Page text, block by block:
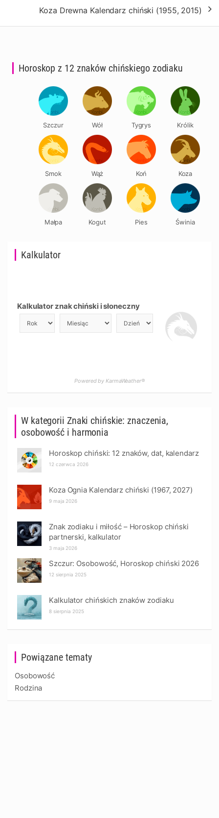
Koza Drewna Kalendarz chiński (1955, 2015)
Powiązane tematy
Osobowość
Rodzina
W kategorii Znaki chińskie: znaczenia,
osobowość i harmonia
Horoskop chiński: 12 znaków, dat, kalendarz
12 czerwca 2026
Koza Ognia Kalendarz chiński (1967, 2027)
9 maja 2026
Znak zodiaku i miłość – Horoskop chiński
partnerski, kalkulator
3 maja 2026
Szczur: Osobowość, Horoskop chiński 2026
12 sierpnia 2025
Kalkulator chińskich znaków zodiaku
8 sierpnia 2025
Kalkulator
Kalkulator znak chiński i słoneczny
Powered by KarmaWeather®
Horoskop z 12 znaków chińskiego zodiaku
Szczur Wół Tygrys Królik
Smok Wąż Koń Koza
Małpa Kogut Pies Świnia